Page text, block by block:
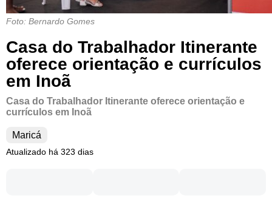
Foto: Bernardo Gomes
Casa do Trabalhador Itinerante
oferece orientação e currículos
em Inoã
Casa do Trabalhador Itinerante oferece orientação e
currículos em Inoã
Maricá
Atualizado há 323 dias